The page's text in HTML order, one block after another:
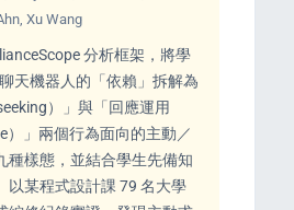
Xu Wang
分析框架，將學
天機器人的「依賴」拆解為
）」與「回應運用
）」兩個行為面向的主動／
種樣態，並結合學生先備知
以某程式設計課 79 名大學